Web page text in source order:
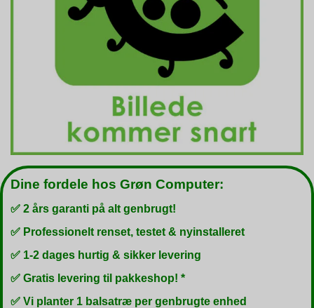
Dine fordele hos Grøn Computer:
✅ 2 års garanti på alt genbrugt!
✅ Professionelt renset, testet & nyinstalleret
✅ 1-2 dages hurtig & sikker levering
✅ Gratis levering til pakkeshop! *
✅ Vi planter 1 balsatræ per genbrugte enhed